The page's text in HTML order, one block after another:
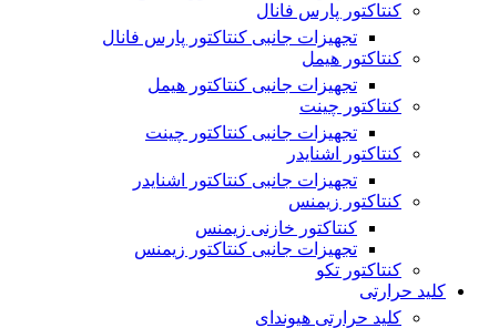
کنتاکتور پارس فانال
تجهیزات جانبی کنتاکتور پارس فانال
کنتاکتور هیمل
تجهیزات جانبی کنتاکتور هیمل
کنتاکتور چینت
تجهیزات جانبی کنتاکتور چینت
کنتاکتور اشنایدر
تجهیزات جانبی کنتاکتور اشنایدر
کنتاکتور زیمنس
کنتاکتور خازنی زیمنس
تجهیزات جانبی کنتاکتور زیمنس
کنتاکتور تکو
کلید حرارتی
کلید حرارتی هیوندای